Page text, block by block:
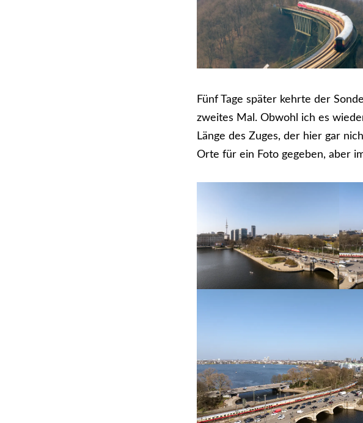
Fünf Tage später kehrte der
zweites Mal. Obwohl ich es
Länge des Zuges, der hier gar
Orte für ein Foto gegeben, aber